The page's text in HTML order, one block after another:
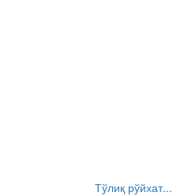
Тўлиқ рўйхат...